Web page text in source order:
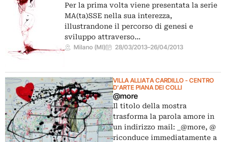
Per la prima volta viene presentata la serie
MA(ta)SSE nella sua interezza,
illustrandone il percorso di genesi e
sviluppo attraverso…
Milano (MI) 28/03/2013–26/04/2013
VILLA ALLIATA CARDILLO - CENTRO
D'ARTE PIANA DEI COLLI
@more
Il titolo della mostra
trasforma la parola amore in
un indirizzo mail: _@more, @
riconduce immediatamente a